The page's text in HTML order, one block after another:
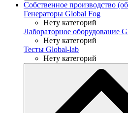
Собственное производство
Генераторы Global Fog
Нету категорий
Лабораторное оборудование
Нету категорий
Тесты Global-lab
Нету категорий